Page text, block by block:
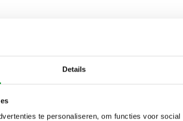
Details
te personaliseren, om functies voor